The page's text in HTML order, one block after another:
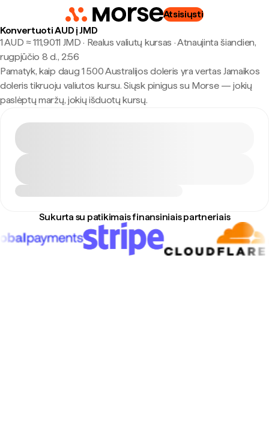
Atsisiųsti
Konvertuoti AUD į JMD
1 AUD ≈ 111,9011 JMD · Realus valiutų kursas ·Atnaujinta šiandien,
rugpjūčio 8 d., 2:56
Pamatyk, kaip daug 1 500 Australijos doleris yra vertas Jamaikos
doleris tikruoju valiutos kursu. Siųsk pinigus su Morse — jokių
paslėptų maržų, jokių išduotų kursų.
Sukurta su patikimais finansiniais partneriais